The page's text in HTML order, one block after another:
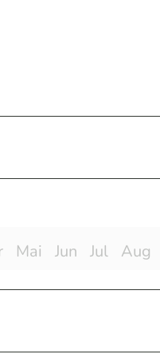
Mai Jun Jul Aug